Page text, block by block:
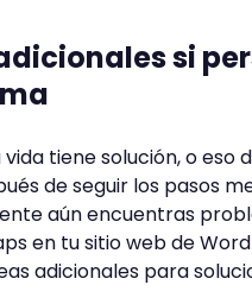
si
vida tiene solución, o eso
de seguir los pasos
aún encuentras
en tu sitio web de
adicionales para